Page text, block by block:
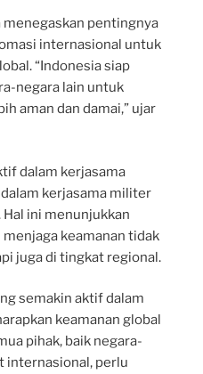
pentingnya
internasional untuk
“Indonesia siap
negara lain untuk
aman dan damai,” ujar
dalam kerjasama
kerjasama militer
ini menunjukkan
keamanan tidak
juga di tingkat regional.
semakin aktif dalam
keamanan global
pihak, baik negara-
internasional, perlu